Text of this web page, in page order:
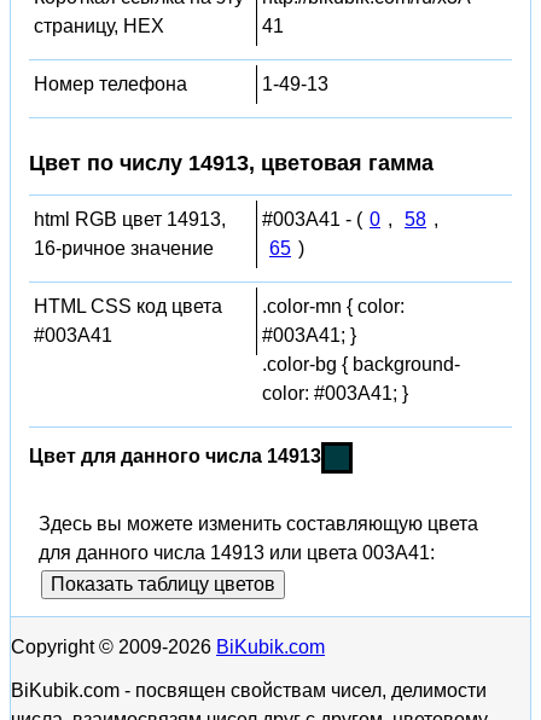
страницу, HEX
41
Номер телефона 1-49-13
Цвет по числу 14913, цветовая гамма
html RGB цвет 14913,
16-ричное значение
#003A41 - ( 0 , 58 ,
65 )
HTML CSS код цвета
#003A41
.color-mn { color:
#003A41; }
.color-bg { background-
color: #003A41; }
Цвет для данного числа 14913
Здесь вы можете изменить составляющую цвета
для данного числа 14913 или цвета 003A41:
Показать таблицу цветов
Copyright © 2009-2026 BiKubik.com
BiKubik.com - посвящен свойствам чисел, делимости